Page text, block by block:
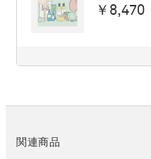
￥8,470
関連商品